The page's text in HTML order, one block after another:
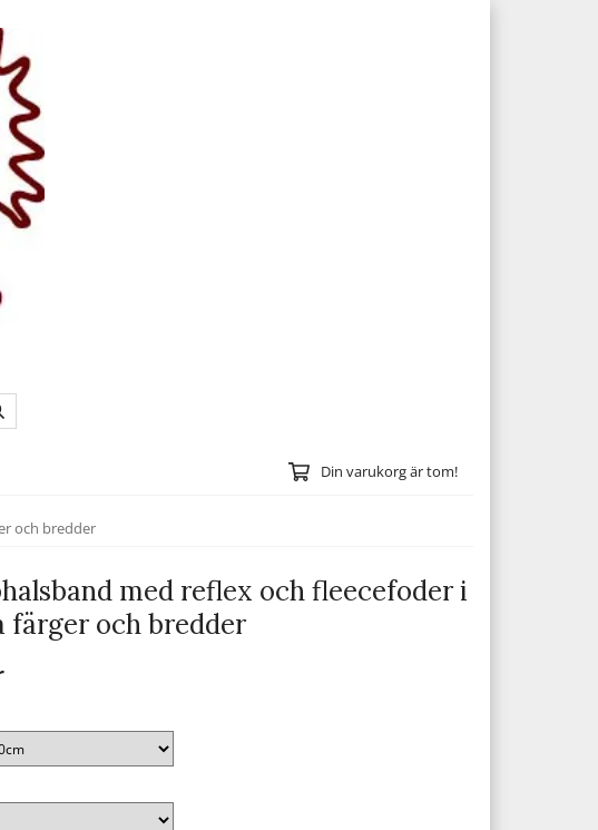
Din varukorg är tom!
och bredder
med reflex och fleecefoder i
färger och bredder